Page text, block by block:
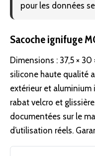
pour les données
Sacoche ignifuge
Dimensions : 37,5 ×
silicone haute qualité
extérieur et aluminium
rabat velcro et
documentées sur le
d’utilisation réels.